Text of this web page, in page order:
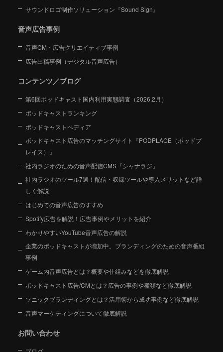
サウンドロゴ制作ソリューション『Sound Sign』
音声広告事例
音声CM・広告クリエイティブ事例
広告出稿事例（デジタル音声広告）
コンテンツ／ブログ
第6回ポッドキャスト国内利用実態調査（2026.2月）
ポッドキャストランキング
ポッドキャストペディア
ポッドキャスト広告のマッチングサイト『PODPLACE（ポッドプ
レイス）』
社内ラジオのための音声配信CMS『シャナラジ』
社内ラジオのツール7選！配信・収録ツールや導入メリットなど詳
しく解説
はじめての音声広告のすすめ
Spotify広告を解説！広告事例やメリットを紹介
わかりやすいYouTube音声広告の解説
企業のポッドキャストが増加中。ブランディングのための音声番組
事例
ゲーム内音声広告とは？概要や仕組みなどを徹底解説
ポッドキャスト広告/CMとは？広告の事例や種類など徹底解説
ソニックブランディングとは？活用術から成功事例など徹底解説
音声マーケティングについて徹底解説
お問い合わせ